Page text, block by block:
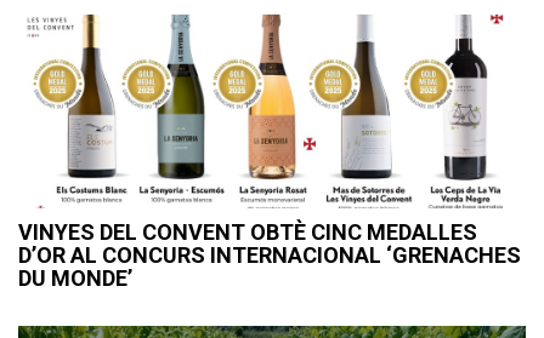
VINYES DEL CONVENT OBTÈ CINC MEDALLES
D’OR AL CONCURS INTERNACIONAL ‘GRENACHES
DU MONDE’